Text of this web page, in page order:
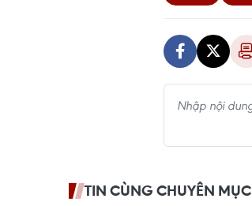
TIN CÙNG CHUYÊN MỤC